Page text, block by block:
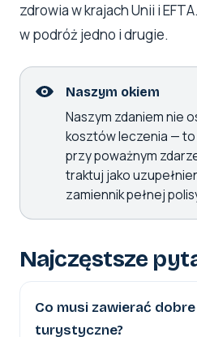
zdrowia w krajach Unii i
w podróż jedno i drugie.
Naszym okiem
Naszym zdaniem nie
kosztów leczenia —
przy poważnym
traktuj jako
zamiennik pełnej
Najczęstsze
Co musi zawierać
turystyczne?